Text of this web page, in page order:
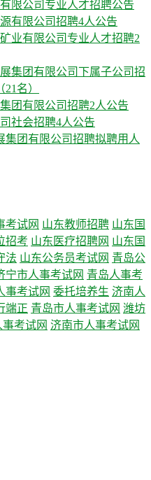
限公司专业人才招聘公告
有限公司招聘4人公告
业有限公司专业人才招聘2
集团有限公司下属子公司招
名）
团有限公司招聘2人公告
社会招聘4人公告
集团有限公司招聘拟聘用人
考试网 山东教师招聘 山东国
招考 山东医疗招聘网 山东国
法 山东公务员考试网 青岛公
宁市人事考试网 青岛人事考
事考试网 委托培养生 济南人
端正 青岛市人事考试网 潍坊
考试网 济南市人事考试网